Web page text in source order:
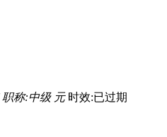
职称:中级 元时效:已过期